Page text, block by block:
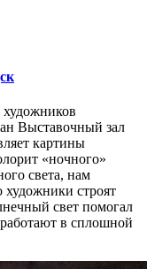
Выставочный зал
картины
«ночного»
света, нам
художники строят
свет помогал
в сплошной